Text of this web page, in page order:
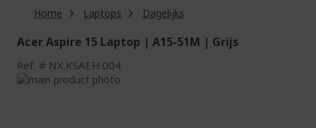
Home Laptops Dagelijks
Acer Aspire 15 Laptop | A15-51M | Grijs
Ref. NX.KSAEH.004
Ga